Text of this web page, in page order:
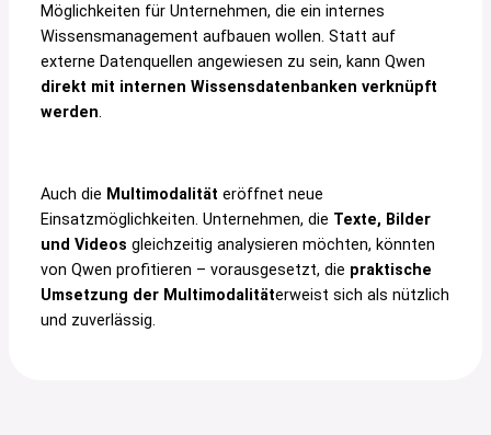
Möglichkeiten für Unternehmen, die ein internes
Wissensmanagement aufbauen wollen. Statt auf
externe Datenquellen angewiesen zu sein, kann Qwen
direkt mit internen Wissensdatenbanken verknüpft
werden.
Auch die Multimodalität eröffnet neue
Einsatzmöglichkeiten. Unternehmen, die Texte, Bilder
und Videos gleichzeitig analysieren möchten, könnten
von Qwen profitieren – vorausgesetzt, die praktische
Umsetzung der Multimodalitäterweist sich als nützlich
und zuverlässig.